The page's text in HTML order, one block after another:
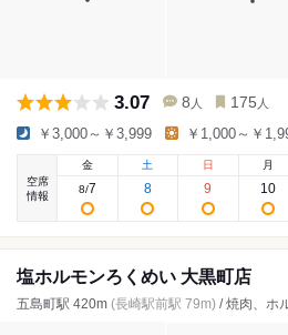
3.07 8 人 175 人
￥3,000～￥3,999 ￥1,000～￥
空席
情報
金
8/7
土
8
日
9
月
10
塩ホルモンろくめい 大黒町店
五島町駅 420m (長崎駅前駅 79m) / 焼肉、ホ